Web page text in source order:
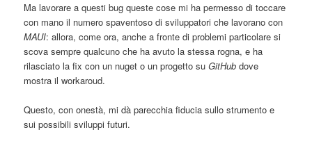
Ma lavorare a questi bug queste cose mi ha permesso di toccare
con mano il numero spaventoso di sviluppatori che lavorano con
MAUI: allora, come ora, anche a fronte di problemi particolare si
scova sempre qualcuno che ha avuto la stessa rogna, e ha
rilasciato la fix con un nuget o un progetto suGitHubdove
mostra il workaroud.
Questo, con onestà, mi dà parecchia fiducia sullo strumento e
sui possibili sviluppi futuri.